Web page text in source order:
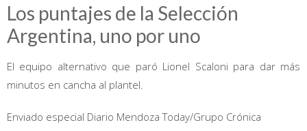
Los puntajes de la Selección
Argentina, uno por uno
El equipo alternativo que paró Lionel Scaloni para dar más
minutos en cancha al plantel.
Enviado especial Diario Mendoza Today/Grupo Crónica